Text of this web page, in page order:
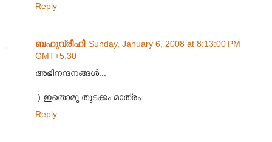
Reply
ബഹുവ്രീഹി Sunday, January 6, 2008 at 8:13:00 PM
GMT+5:30
അഭിനന്ദനങ്ങള്‍...
:) ഇതൊരു തുടക്കം മാത്രം...
Reply